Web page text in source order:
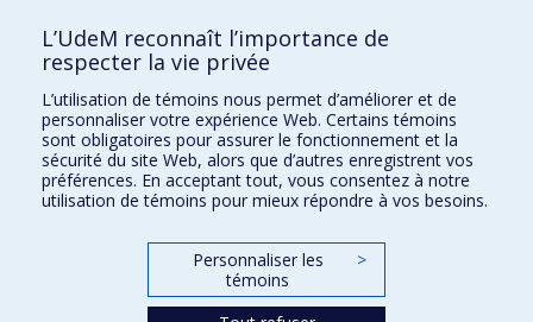
Kinésiologie et des sciences de l’activité physique
Orthophonie et audiologie
Réadaptation
Directions
DPC
CPASS
L’UdeM reconnaît l’importance de
respecter la vie privée
L’utilisation de témoins nous permet d’améliorer et de
personnaliser votre expérience Web. Certains témoins
sont obligatoires pour assurer le fonctionnement et la
sécurité du site Web, alors que d’autres enregistrent vos
préférences. En acceptant tout, vous consentez à notre
utilisation de témoins pour mieux répondre à vos besoins.
Personnaliser les
témoins
>